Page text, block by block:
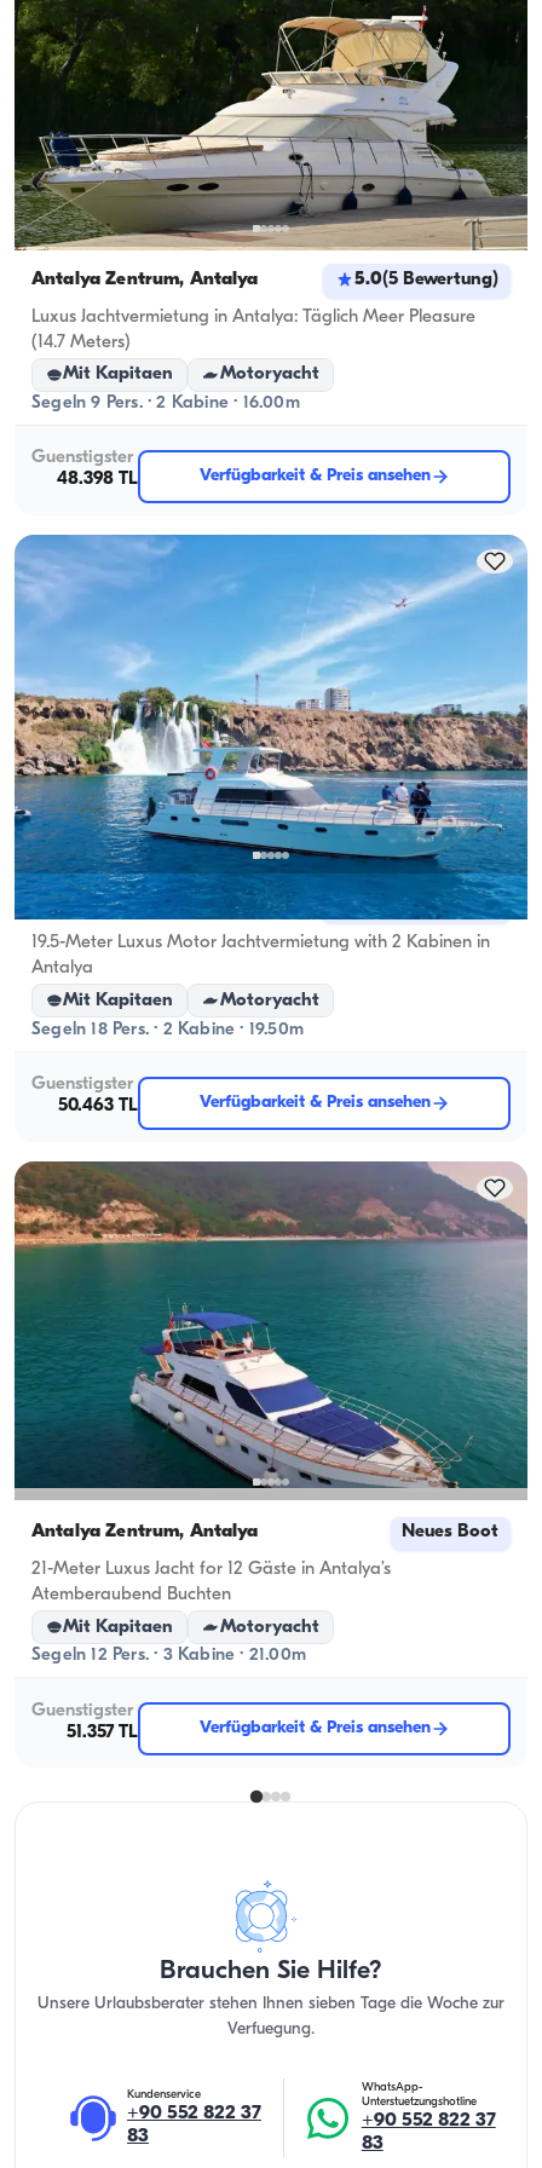
Antalya Zentrum, Antalya 5.0(5 Bewertung)
Luxus Jachtvermietung in Antalya: Täglich Meer Pleasure
(14.7 Meters)
Mit Kapitaen
Motoryacht
Segeln 9 Pers. · 2 Kabine · 16.00m
Guenstigster
48.398 TL
Verfügbarkeit & Preis ansehen
Antalya Zentrum, Antalya 5.0 Bewertung )
19.5-Meter Luxus Motor Jachtvermietung with 2 Kabinen in
Antalya
Mit Kapitaen
Motoryacht
Segeln 18 Pers. · 2 Kabine · 19.50m
Guenstigster
50.463 TL
Verfügbarkeit & Preis ansehen
Antalya Zentrum, Antalya Neues Boot
21-Meter Luxus Jacht for 12 Gäste in Antalya’s
Atemberaubend Buchten
Mit Kapitaen
Motoryacht
Segeln 12 Pers. · 3 Kabine · 21.00m
Guenstigster
51.357 TL
Verfügbarkeit & Preis ansehen
Brauchen Sie Hilfe?
Unsere Urlaubsberater stehen Ihnen sieben Tage die Woche zur
Verfuegung.
Kundenservice
+90 552 822 37
83
WhatsApp-
Unterstuetzungshotline
+90 552 822 37
83